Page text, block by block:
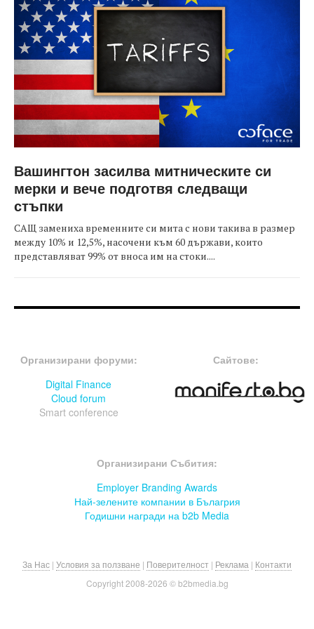
Вашингтон засилва митническите си
мерки и вече подготвя следващи
стъпки
САЩ замениха временните си мита с нови такива в размер
между 10% и 12,5%, насочени към 60 държави, които
представляват 99% от вноса им на стоки....
Организирани форуми:
Digital Finance
Cloud forum
Smart conference
Сайтове:
Организирани Събития:
Employer Branding Awards
Най-зелените компании в Бълагрия
Годишни награди на b2b Media
За Нас | Условия за ползване | Поверителност | Реклама | Контакти
Copyright 2008-2026 © b2bmedia.bg